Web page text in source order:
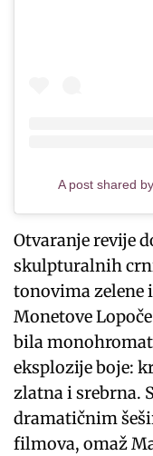
A post shared
Otvaranje revije
skulpturalnih
tonovima zelene
Monetove
bila
eksplozije boje:
zlatna i srebrna.
dramatičnim
filmova, omaž